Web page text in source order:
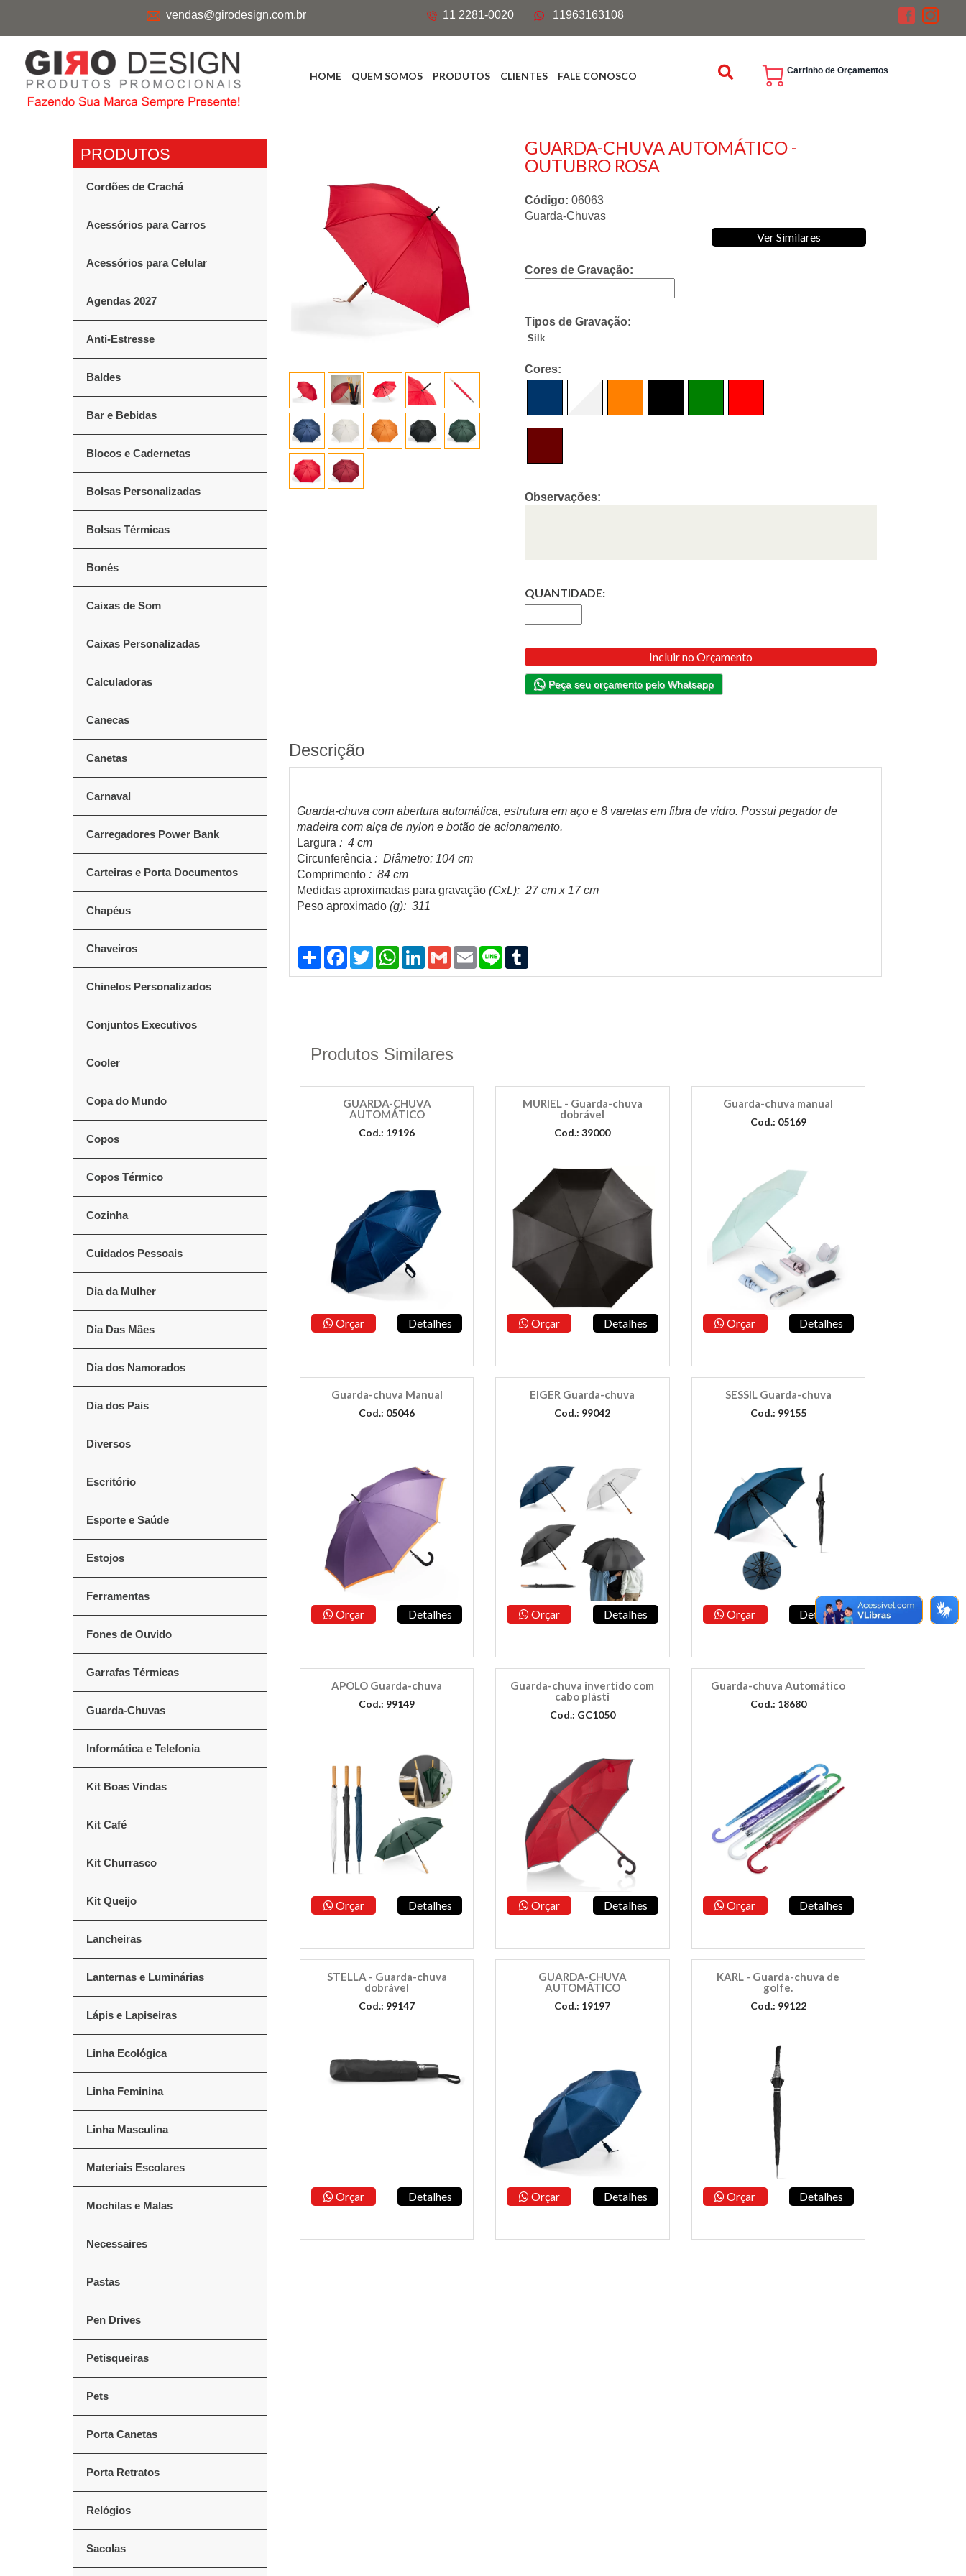
vendas@girodesign.com.br 11 2281-0020 11963163108
HOME QUEM SOMOS PRODUTOS CLIENTES FALE CONOSCO Carrinho de Orçamentos
Cordões de Crachá
Acessórios para Carros
Acessórios para Celular
Agendas 2027
Anti-Estresse
Baldes
Bar e Bebidas
Blocos e Cadernetas
Bolsas Personalizadas
Bolsas Térmicas
Bonés
Caixas de Som
Caixas Personalizadas
Calculadoras
Canecas
Canetas
Carnaval
Carregadores Power Bank
Carteiras e Porta Documentos
Chapéus
Chaveiros
Chinelos Personalizados
Conjuntos Executivos
Cooler
Copa do Mundo
Copos
Copos Térmico
Cozinha
Cuidados Pessoais
Dia da Mulher
Dia Das Mães
Dia dos Namorados
Dia dos Pais
Diversos
Escritório
Esporte e Saúde
Estojos
Ferramentas
Fones de Ouvido
Garrafas Térmicas
Guarda-Chuvas
Informática e Telefonia
Kit Boas Vindas
Kit Café
Kit Churrasco
Kit Queijo
Lancheiras
Lanternas e Luminárias
Lápis e Lapiseiras
Linha Ecológica
Linha Feminina
Linha Masculina
Materiais Escolares
Mochilas e Malas
Necessaires
Pastas
Pen Drives
Petisqueiras
Pets
Porta Canetas
Porta Retratos
Relógios
Sacolas
GUARDA-CHUVA AUTOMÁTICO -
OUTUBRO ROSA
Código: 06063
Guarda-Chuvas
Ver Similares
Cores de Gravação:
Tipos de Gravação:
Silk
Cores:
Observações:
QUANTIDADE:
Incluir no Orçamento
Peça seu orçamento pelo Whatsapp
Descrição
Guarda-chuva com abertura automática, estrutura em aço e 8 varetas em fibra de vidro. Possui pegador de
madeira com alça de nylon e botão de acionamento.
Largura : 4 cm
Circunferência : Diâmetro: 104 cm
Comprimento : 84 cm
Medidas aproximadas para gravação (CxL): 27 cm x 17 cm
Peso aproximado (g): 311
Compartilhar
Facebook
TwitterWhatsApp
LinkedIn
GmailEmailLine
Produtos Similares
GUARDA-CHUVA
AUTOMÁTICO
Cod.: 19196
Orçar Detalhes
MURIEL - Guarda-chuva
dobrável
Cod.: 39000
Orçar Detalhes
Guarda-chuva manual
Cod.: 05169
Orçar Detalhes
Guarda-chuva Manual
Cod.: 05046
Orçar Detalhes
EIGER Guarda-chuva
Cod.: 99042
Orçar Detalhes
SESSIL Guarda-chuva
Cod.: 99155
Orçar Detalhes
APOLO Guarda-chuva
Cod.: 99149
Orçar Detalhes
Guarda-chuva invertido com
cabo plásti
Cod.: GC1050
Orçar Detalhes
Guarda-chuva Automático
Cod.: 18680
Orçar Detalhes
STELLA - Guarda-chuva
dobrável
Cod.: 99147
Orçar Detalhes
GUARDA-CHUVA
AUTOMÁTICO
Cod.: 19197
Orçar Detalhes
KARL - Guarda-chuva de
golfe.
Cod.: 99122
Orçar Detalhes